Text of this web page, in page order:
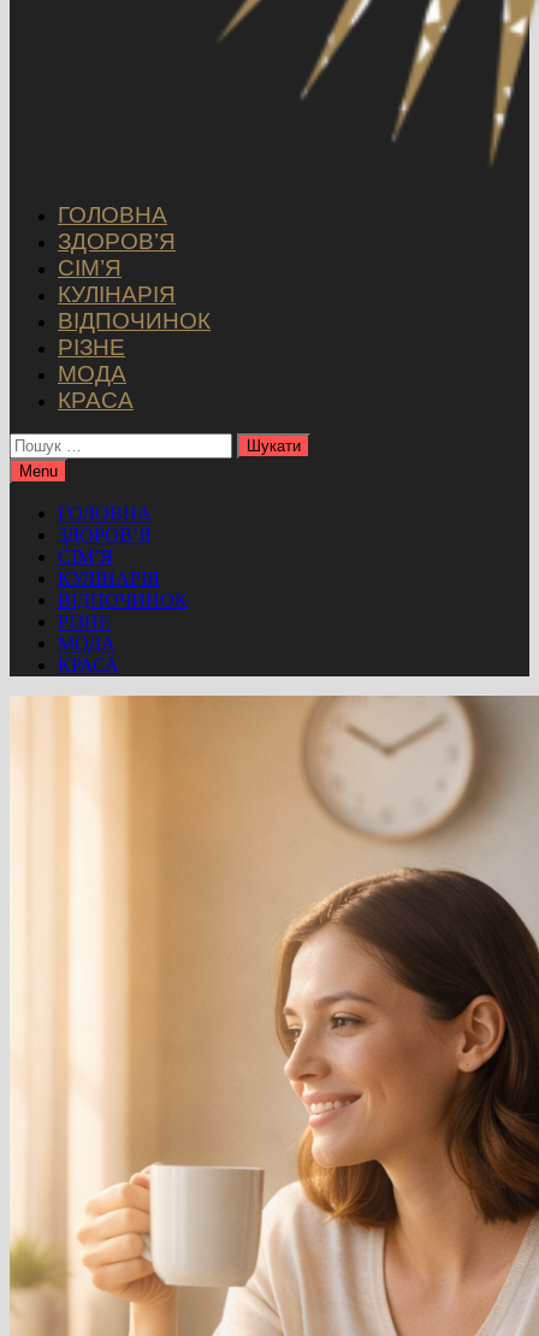
ГОЛОВНА
ЗДОРОВ’Я
СІМ’Я
КУЛІНАРІЯ
ВІДПОЧИНОК
РІЗНЕ
МОДА
КРАСА
Пошук:
Menu
ГОЛОВНА
ЗДОРОВ’Я
СІМ’Я
КУЛІНАРІЯ
ВІДПОЧИНОК
РІЗНЕ
МОДА
КРАСА